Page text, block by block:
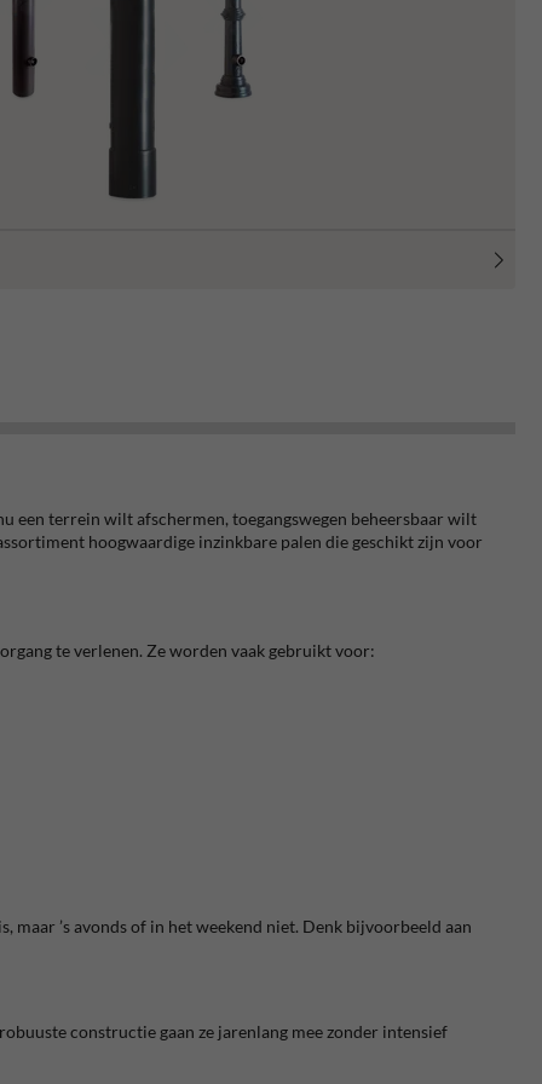
een terrein wilt afschermen, toegangswegen beheersbaar wilt
hoogwaardige inzinkbare palen die geschikt zijn voor
te verlenen. Ze worden vaak gebruikt voor:
’s avonds of in het weekend niet. Denk bijvoorbeeld aan
constructie gaan ze jarenlang mee zonder intensief